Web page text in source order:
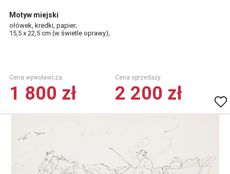
Motyw miejski
ołówek, kredki, papier;
15,5 x 22,5 cm (w świetle oprawy);
Cena wywoławcza.
1 800 zł
Cena sprzedaży
2 200 zł